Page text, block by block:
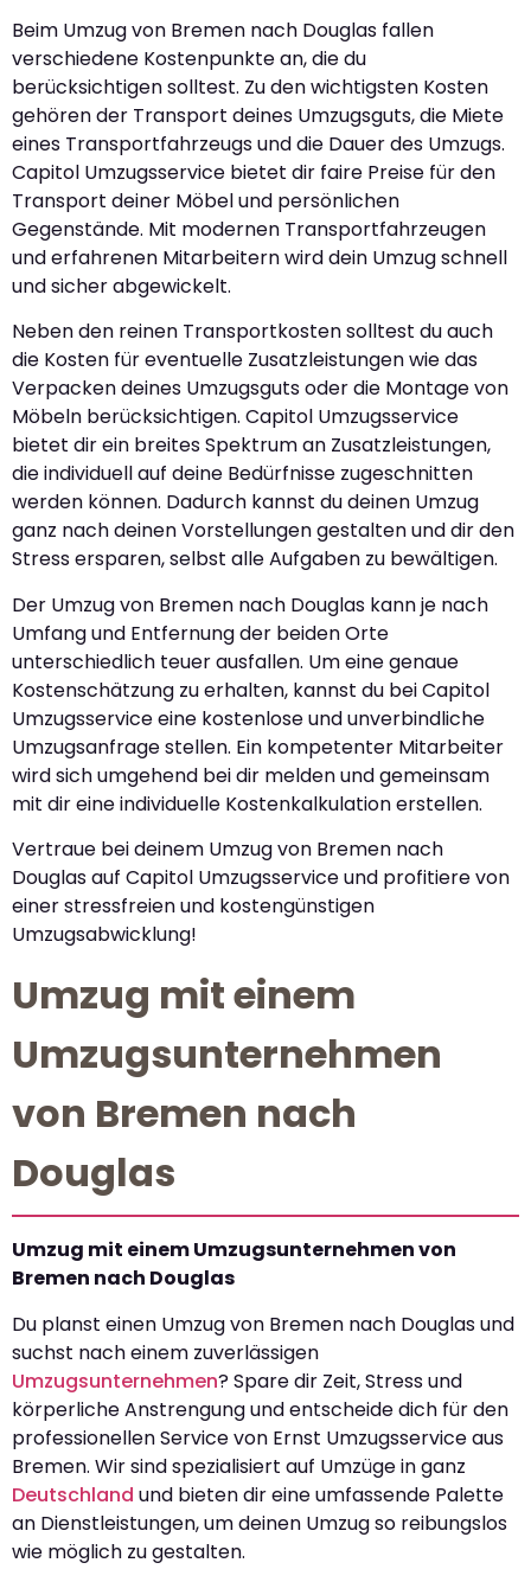
Beim Umzug von Bremen nach Douglas fallen
verschiedene Kostenpunkte an, die du
berücksichtigen solltest. Zu den wichtigsten Kosten
gehören der Transport deines Umzugsguts, die Miete
eines Transportfahrzeugs und die Dauer des Umzugs.
Capitol Umzugsservice bietet dir faire Preise für den
Transport deiner Möbel und persönlichen
Gegenstände. Mit modernen Transportfahrzeugen
und erfahrenen Mitarbeitern wird dein Umzug schnell
und sicher abgewickelt.
Neben den reinen Transportkosten solltest du auch
die Kosten für eventuelle Zusatzleistungen wie das
Verpacken deines Umzugsguts oder die Montage von
Möbeln berücksichtigen. Capitol Umzugsservice
bietet dir ein breites Spektrum an Zusatzleistungen,
die individuell auf deine Bedürfnisse zugeschnitten
werden können. Dadurch kannst du deinen Umzug
ganz nach deinen Vorstellungen gestalten und dir den
Stress ersparen, selbst alle Aufgaben zu bewältigen.
Der Umzug von Bremen nach Douglas kann je nach
Umfang und Entfernung der beiden Orte
unterschiedlich teuer ausfallen. Um eine genaue
Kostenschätzung zu erhalten, kannst du bei Capitol
Umzugsservice eine kostenlose und unverbindliche
Umzugsanfrage stellen. Ein kompetenter Mitarbeiter
wird sich umgehend bei dir melden und gemeinsam
mit dir eine individuelle Kostenkalkulation erstellen.
Vertraue bei deinem Umzug von Bremen nach
Douglas auf Capitol Umzugsservice und profitiere von
einer stressfreien und kostengünstigen
Umzugsabwicklung!
Umzug mit einem
Umzugsunternehmen
von Bremen nach
Douglas
Umzug mit einem Umzugsunternehmen von
Bremen nach Douglas
Du planst einen Umzug von Bremen nach Douglas und
suchst nach einem zuverlässigen
Umzugsunternehmen? Spare dir Zeit, Stress und
körperliche Anstrengung und entscheide dich für den
professionellen Service von Ernst Umzugsservice aus
Bremen. Wir sind spezialisiert auf Umzüge in ganz
Deutschland und bieten dir eine umfassende Palette
an Dienstleistungen, um deinen Umzug so reibungslos
wie möglich zu gestalten.